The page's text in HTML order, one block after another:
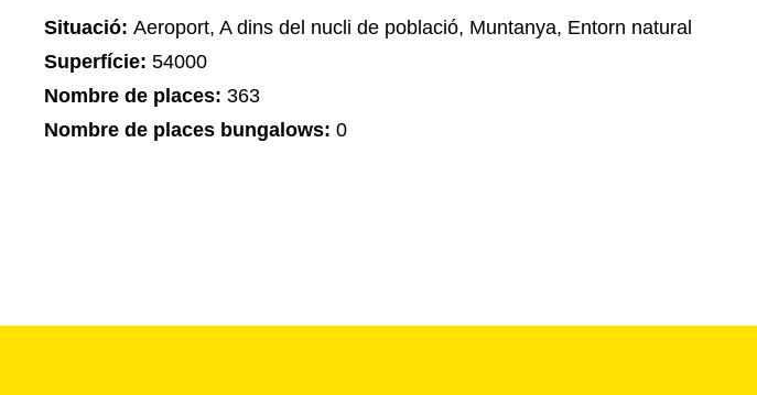
Situació: Aeroport, A dins del nucli de població, Muntanya, Entorn natural
Superfície: 54000
Nombre de places: 363
Nombre de places bungalows: 0